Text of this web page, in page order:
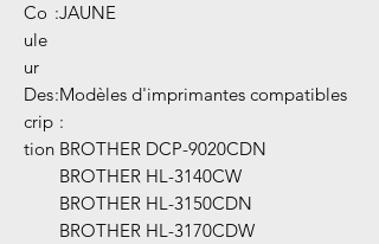
Co
ule
ur
:JAUNE
Des
crip
tion
:Modèles d'imprimantes compatibles
:
BROTHER DCP-9020CDN
BROTHER HL-3140CW
BROTHER HL-3150CDN
BROTHER HL-3170CDW